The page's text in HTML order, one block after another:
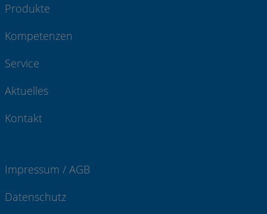
Produkte
Kompetenzen
Service
Aktuelles
Kontakt
Impressum / AGB
Datenschutz